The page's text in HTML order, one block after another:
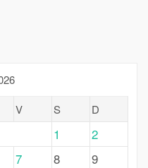
V S D
1
2
7 8
9